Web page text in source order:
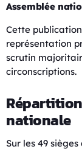
Assemblée
Cette
représentation
scrutin
circonscriptions.
nationale
Sur les 49